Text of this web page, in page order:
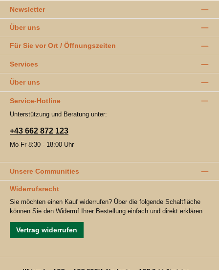
Newsletter
Über uns
Für Sie vor Ort / Öffnungszeiten
Services
Über uns
Service-Hotline
Unterstützung und Beratung unter:
+43 662 872 123
Mo-Fr 8:30 - 18:00 Uhr
Unsere Communities
Widerrufsrecht
Sie möchten einen Kauf widerrufen? Über die folgende Schaltfläche
können Sie den Widerruf Ihrer Bestellung einfach und direkt erklären.
Vertrag widerrufen